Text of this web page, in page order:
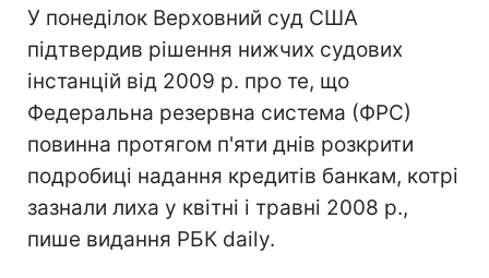
У понеділок Верховний суд США
підтвердив рішення нижчих судових
інстанцій від 2009 р. про те, що
Федеральна резервна система (ФРС)
повинна протягом п'яти днів розкрити
подробиці надання кредитів банкам, котрі
зазнали лиха у квітні і травні 2008 р.,
пише видання РБК daily.